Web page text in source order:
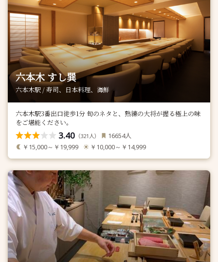
六本木 すし巽
六本木駅 / 寿司、日本料理、海鮮
六本木駅3番出口徒歩1分 旬のネタと、熟練の大将が握る極上の味
をご堪能ください。
3.40 （321 人） 16654人
￥15,000～￥19,999 ￥10,000～￥14,999